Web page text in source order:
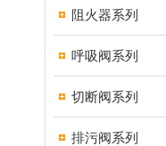
阻火器系列
呼吸阀系列
切断阀系列
排污阀系列